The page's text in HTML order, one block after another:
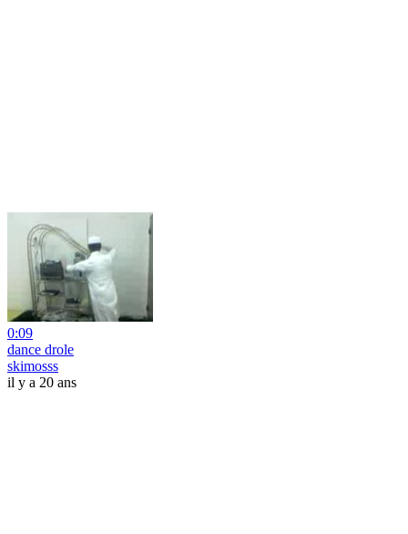
0:09
dance drole
skimosss
il y a 20 ans